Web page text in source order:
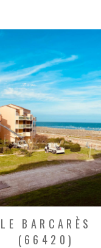
LE BARCARÈS
(66420)